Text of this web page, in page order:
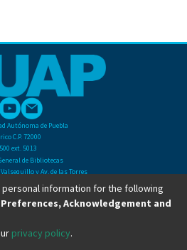
Autónoma de Puebla
C.P. 72000
ext. 5013
de Bibliotecas
y Av. de las Torres
Col. San Manuel
(222) 2295500 Ext 2901
information for the following
Acknowledgement and
privacy policy.